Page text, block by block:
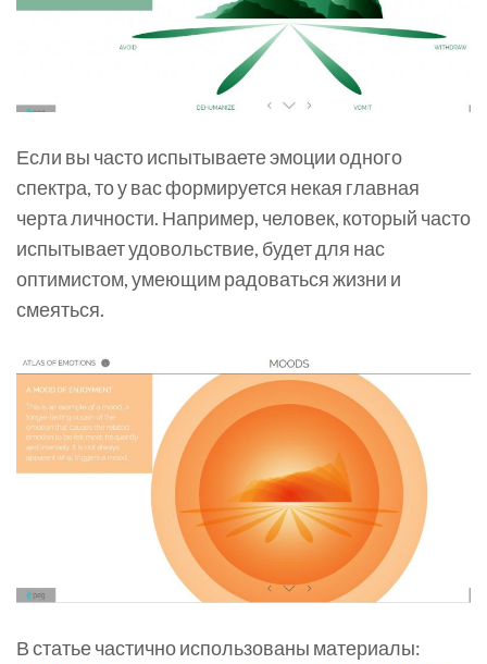
Если вы часто испытываете эмоции одного
спектра, то у вас формируется некая главная
черта личности. Например, человек, который часто
испытывает удовольствие, будет для нас
оптимистом, умеющим радоваться жизни и
смеяться.
В статье частично использованы материалы: